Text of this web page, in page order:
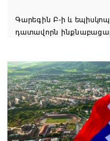
Գարեգին Բ-ի և
դատավորն
Թուրքիան, Սաուդյան
ռազմական դաշինք
համաձայնագիր են
07.08.2026 16:43